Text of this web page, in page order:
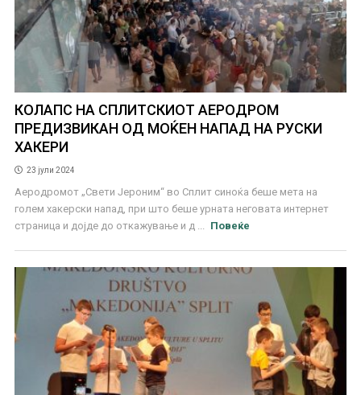
КОЛАПС НА СПЛИТСКИОТ АЕРОДРОМ
ПРЕДИЗВИКАН ОД МОЌЕН НАПАД НА РУСКИ
ХАКЕРИ
23 јули 2024
Аеродромот „Свети Јероним“ во Сплит синоќа беше мета на
голем хакерски напад, при што беше урната неговата интернет
страница и дојде до откажување и д ...
Повеќе